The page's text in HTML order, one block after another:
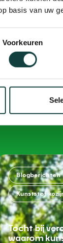
basis van uw
Voorkeuren
Blogberichten
Kunststof
Tocht bij
waarom